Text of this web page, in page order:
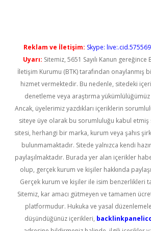
Reklam ve İletişim: Skype:
Uyarı: Sitemiz, 5651 Sayılı Kanun
İletişim Kurumu (BTK) tarafından onaylanmış
hizmet vermektedir. Bu nedenle, sitedeki
denetleme veya araştırma
Ancak, üyelerimiz yazdıkları içeriklerin
siteye üye olarak bu sorumluluğu kabul etmiş
sitesi, herhangi bir marka, kurum veya şahıs
bulunmamaktadır. Sitede yalnızca kendi
paylaşılmaktadır. Burada yer alan içerikler
olup, gerçek kurum ve kişiler hakkında
Gerçek kurum ve kişiler ile isim benzerlikleri
Sitemiz, kar amacı gütmeyen ve tamamen
platformudur. Hukuka ve yasal
düşündüğünüz içerikleri,